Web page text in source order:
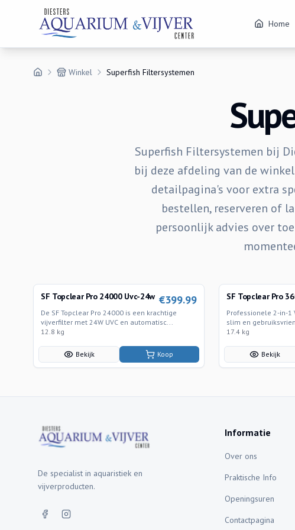
Home
Winkel Superfish Filtersystemen
Superfish Filtersystemen bij
bij deze afdeling van de
detailpagina's voor extra
bestellen, reserveren of
persoonlijk advies over
SF Topclear Pro 24000 Uvc-24w €399.99
De SF Topclear Pro 24000 is een krachtige
vijverfilter met 24W UVC en automatisc...
12.8 kg
Bekijk Koop
SF Topclear Pro
Professionele 2-in-1
slim en
17.4 kg
Bekijk
De specialist in aquaristiek en
vijverproducten.
Informatie
Over ons
Praktische Info
Openingsuren
Contactpagina